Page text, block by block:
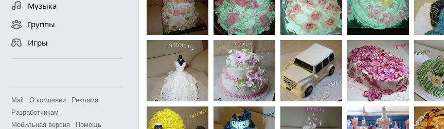
Музыка
Группы
Игры
Mail О компании
Реклама
Разработчикам
Мобильная версия
Помощь